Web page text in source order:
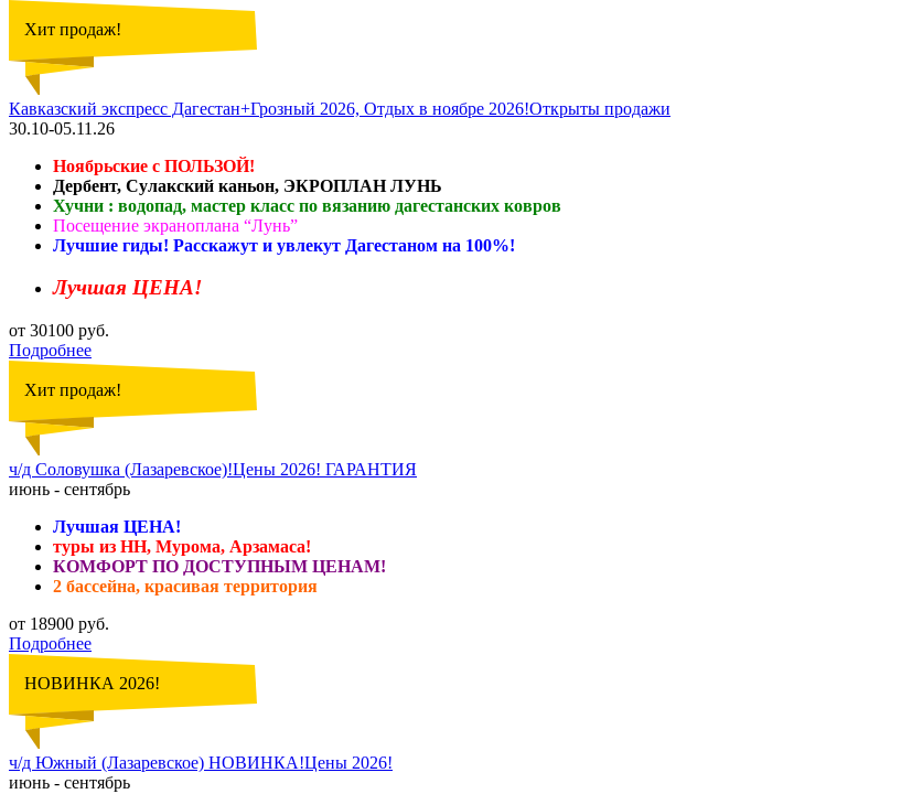
Хит продаж!
Кавказский экспресс Дагестан+Грозный 2026, Отдых в ноябре 2026!Открыты продажи
30.10-05.11.26
Ноябрьские с ПОЛЬЗОЙ!
Дербент, Сулакский каньон, ЭКРОПЛАН ЛУНЬ
Хучни : водопад, мастер класс по вязанию дагестанских ковров
Посещение экраноплана “Лунь”
Лучшие гиды! Расскажут и увлекут Дагестаном на 100%!
Лучшая ЦЕНА!
от 30100 руб.
Подробнее
Хит продаж!
ч/д Соловушка (Лазаревское)!Цены 2026! ГАРАНТИЯ
июнь - сентябрь
Лучшая ЦЕНА!
туры из НН, Мурома, Арзамаса!
КОМФОРТ ПО ДОСТУПНЫМ ЦЕНАМ!
2 бассейна, красивая территория
от 18900 руб.
Подробнее
НОВИНКА 2026!
ч/д Южный (Лазаревское) НОВИНКА!Цены 2026!
июнь - сентябрь